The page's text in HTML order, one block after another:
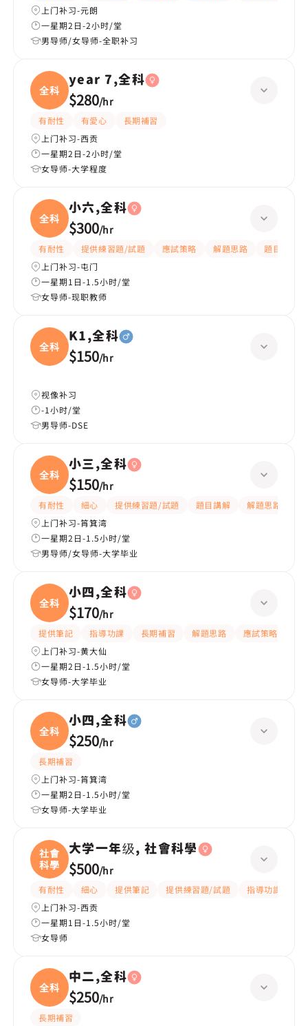
上门补习-元朗
一星期2日-2小时/堂
男导师/女导师-全职补习
全科
year 7,全科
$280/hr
有耐性 有愛心
長期補習
上门补习-西贡
一星期2日-2小时/堂
女导师-大学程度
全科
小六,全科
$300/hr
有耐性 提供練習題/試題 應試策略 解題思路
題目講解
上门补习-屯门
一星期1日-1.5小时/堂
女导师-现职教师
全科
K1,全科
$150/hr
视像补习
-1小时/堂
男导师-DSE
全科
小三,全科
$150/hr
有耐性 細心 提供練習題/試題 題目講解
解題思路
上门补习-筲箕湾
一星期2日-1.5小时/堂
男导师/女导师-大学毕业
全科
小四,全科
$170/hr
提供筆記 指導功課 長期補習 解題思路 應試策略
上门补习-黄大仙
一星期2日-1.5小时/堂
女导师-大学毕业
全科
小四,全科
$250/hr
長期補習
上门补习-筲箕湾
一星期2日-1.5小时/堂
女导师-大学毕业
社會
科學
大学一年级, 社會科學
$500/hr
有耐性 細心 提供筆記 提供練習題/試題 指導功課
上门补习-西贡
一星期1日-1.5小时/堂
女导师
全科
中二,全科
$250/hr
長期補習